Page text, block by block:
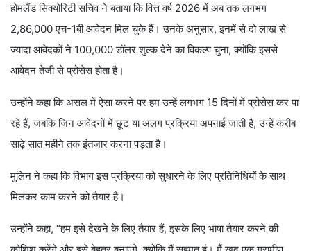
होमलैंड सिक्योरिटी सचिव ने बताया कि वित्त वर्ष 2026 में अब तक लगभग
2,86,000 एच-1बी आवेदन मिल चुके हैं। उनके अनुसार, इनमें से दो लाख से
ज्यादा आवेदकों ने 100,000 डॉलर शुल्क देने का विकल्प चुना, क्योंकि इससे
आवेदन तेजी से प्रोसेस होता है।
उन्होंने कहा क‍ि असल में ऐसा करने पर हम उन्हें लगभग 15 दिनों में प्रोसेस कर पा
रहे हैं, जबकि जिन आवेदनों में छूट या अलग प्रक्रिया अपनाई जाती है, उन्हें करीब
साढ़े सात महीने तक इंतजार करना पड़ता है।
मुलिन ने कहा कि विभाग इस प्रक्रिया को सुधारने के लिए प्रतिनिधियों के साथ
मिलकर काम करने को तैयार है।
उन्होंने कहा, “हम इसे देखने के लिए तैयार हैं, इसके लिए भाषा तैयार करने की